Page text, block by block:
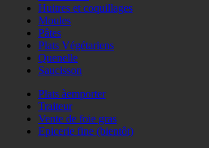
Huitres et coquillages
Moules
Pâtes
Plats Végétariens
Quenelle
Saucisson
Plats àemporter
Traiteur
Vente de foie gras
Epicerie fine (bientôt)